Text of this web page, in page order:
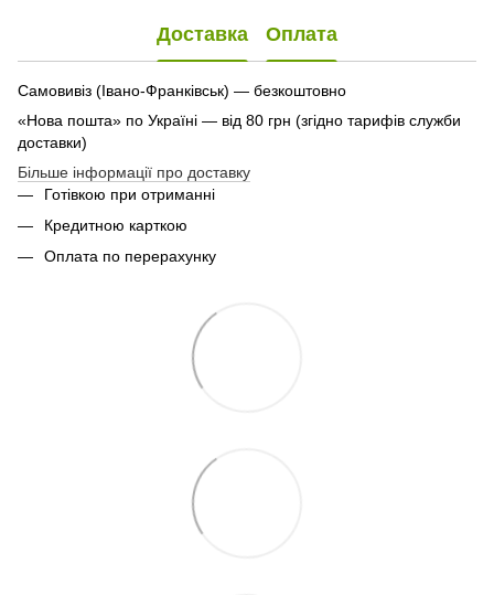
Доставка Оплата
Самовивіз (Івано-Франківськ) — безкоштовно
«Нова пошта» по Україні — від 80 грн (згідно тарифів служби
доставки)
Більше інформації про доставку
Готівкою при отриманні
Кредитною карткою
Оплата по перерахунку